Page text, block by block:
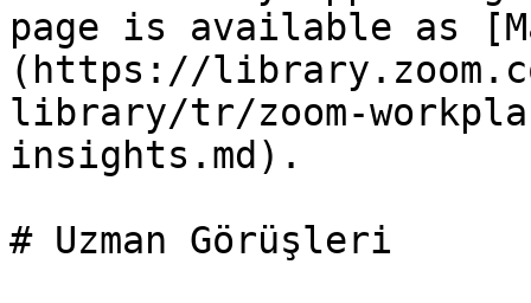
page is available as
(https://
library/tr/zoom-
insights.md).
# Uzman Görüşleri